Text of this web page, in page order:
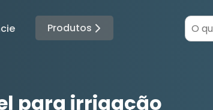
Produtos
para irrigação